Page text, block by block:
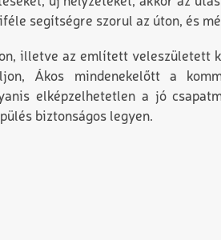
segítségre szorul az úton, és
illetve az említett veleszületett
Ákos mindenekelőtt a
elképzelhetetlen a jó
biztonságos legyen.